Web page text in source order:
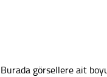
Burada görsellere ait